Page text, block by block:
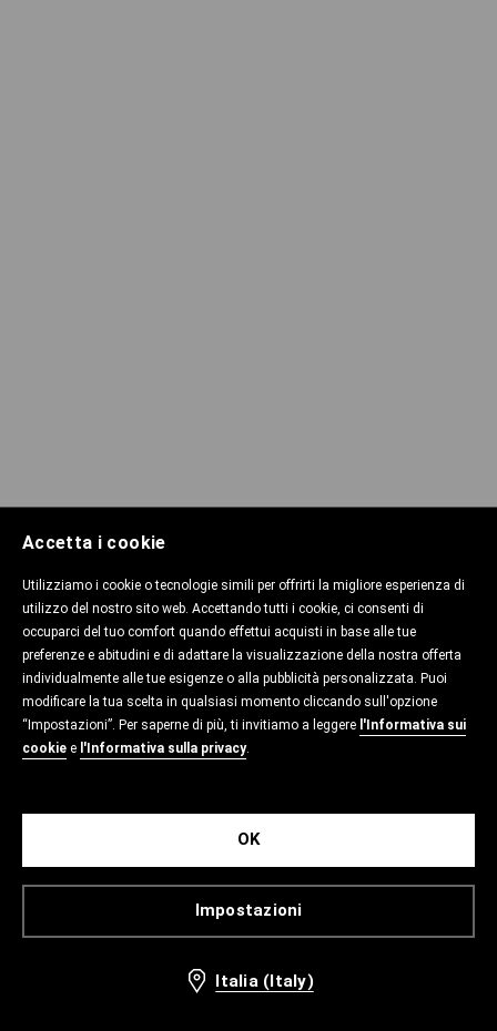
Accetta i cookie
Utilizziamo i cookie o tecnologie simili per offrirti la migliore esperienza di
utilizzo del nostro sito web. Accettando tutti i cookie, ci consenti di
occuparci del tuo comfort quando effettui acquisti in base alle tue
preferenze e abitudini e di adattare la visualizzazione della nostra offerta
individualmente alle tue esigenze o alla pubblicità personalizzata. Puoi
modificare la tua scelta in qualsiasi momento cliccando sull'opzione
“Impostazioni”. Per saperne di più, ti invitiamo a leggere l'Informativa sui
cookie e l'Informativa sulla privacy.
Impostazioni
OK
Italia (Italy)